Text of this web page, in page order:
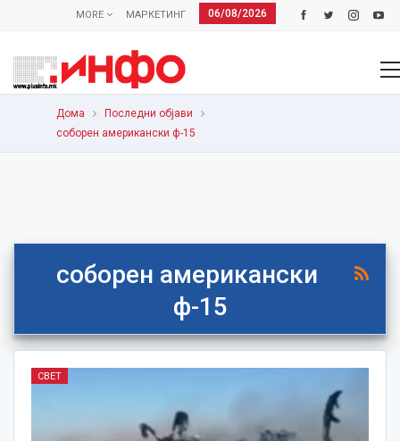
06/08/2026
МАРКЕТИНГ
MORE
Дома
Последни објави
соборен американски ф-15
соборен американски
ф-15
СВЕТ